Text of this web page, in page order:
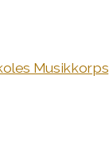
Musikkorps